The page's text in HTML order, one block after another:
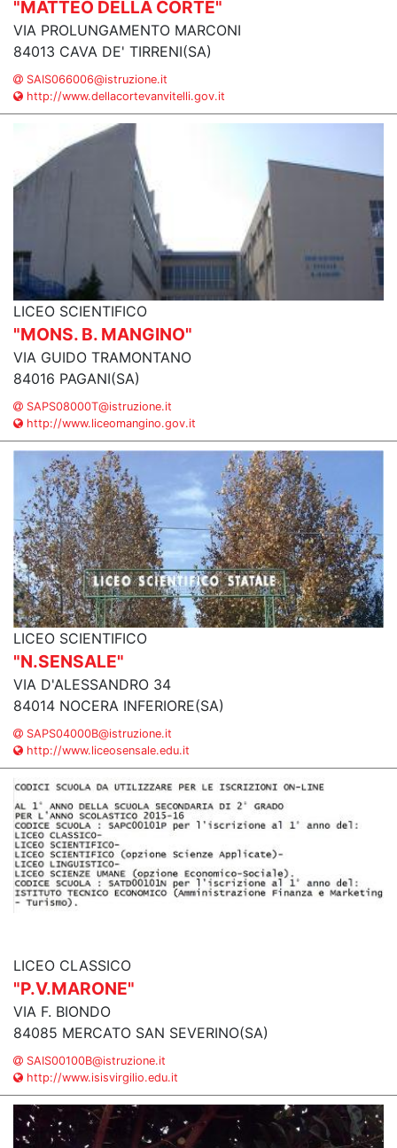
"MATTEO DELLA CORTE"
VIA PROLUNGAMENTO MARCONI
84013 CAVA DE' TIRRENI(SA)
SAIS066006@istruzione.it
http://www.dellacortevanvitelli.gov.it
LICEO SCIENTIFICO
"MONS. B. MANGINO"
VIA GUIDO TRAMONTANO
84016 PAGANI(SA)
SAPS08000T@istruzione.it
http://www.liceomangino.gov.it
LICEO SCIENTIFICO
"N.SENSALE"
VIA D'ALESSANDRO 34
84014 NOCERA INFERIORE(SA)
SAPS04000B@istruzione.it
http://www.liceosensale.edu.it
LICEO CLASSICO
"P.V.MARONE"
VIA F. BIONDO
84085 MERCATO SAN SEVERINO(SA)
SAIS00100B@istruzione.it
http://www.isisvirgilio.edu.it